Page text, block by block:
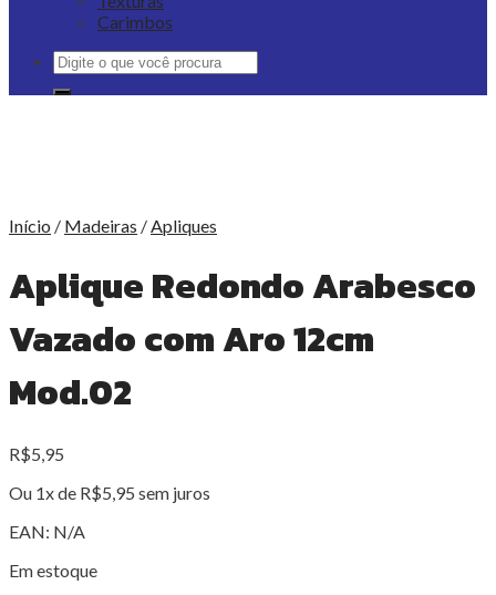
Carimbos
Pesquisar
por:
Início / Madeiras /Apliques
Aplique Redondo Arabesco
Vazado com Aro 12cm
Mod.02
R$5,95
Ou 1x de R$5,95 sem juros
EAN: N/A
Em estoque